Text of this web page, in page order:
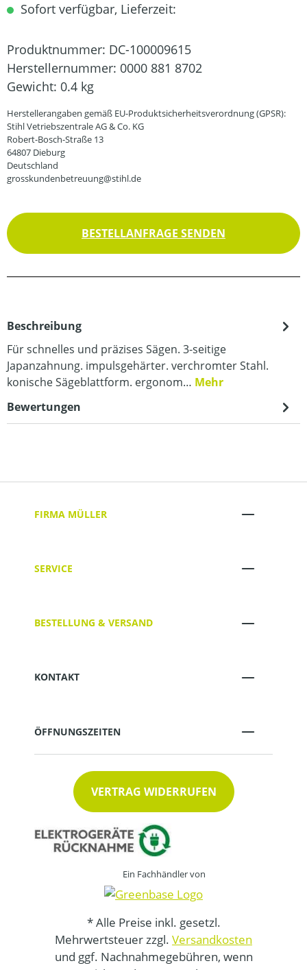
Sofort verfügbar, Lieferzeit:
Produktnummer: DC-100009615
Herstellernummer: 0000 881 8702
Gewicht: 0.4 kg
Herstellerangaben gemäß EU-Produktsicherheitsverordnung (GPSR):
Stihl Vetriebszentrale AG & Co. KG
Robert-Bosch-Straße 13
64807 Dieburg
Deutschland
grosskundenbetreuung@stihl.de
BESTELLANFRAGE SENDEN
Beschreibung
Für schnelles und präzises Sägen. 3-seitige
Japanzahnung. impulsgehärter. verchromter Stahl.
konische Sägeblattform. ergonom… Mehr
Bewertungen
FIRMA MÜLLER
SERVICE
BESTELLUNG & VERSAND
KONTAKT
ÖFFNUNGSZEITEN
VERTRAG WIDERRUFEN
Ein Fachhändler von
* Alle Preise inkl. gesetzl.
Mehrwertsteuer zzgl. Versandkosten
und ggf. Nachnahmegebühren, wenn